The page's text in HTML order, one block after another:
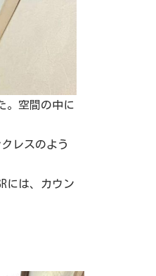
。空間の中に
レスのよう
には、カウン